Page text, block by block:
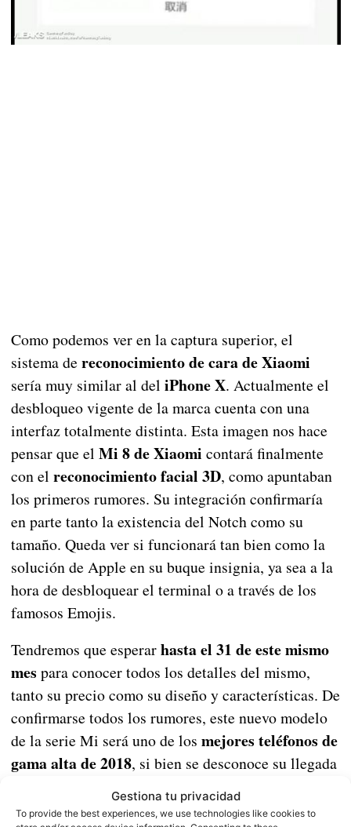
Gestiona tu privacidad
To provide the best experiences, we use technologies like cookies to
Como podemos ver en la captura superior, el
sistema de reconocimiento de cara de Xiaomi
sería muy similar al del iPhone X. Actualmente el
desbloqueo vigente de la marca cuenta con una
interfaz totalmente distinta. Esta imagen nos hace
pensar que el Mi 8 de Xiaomi contará finalmente
con el reconocimiento facial 3D, como apuntaban
los primeros rumores. Su integración confirmaría
en parte tanto la existencia del Notch como su
tamaño. Queda ver si funcionará tan bien como la
solución de Apple en su buque insignia, ya sea a la
hora de desbloquear el terminal o a través de los
famosos Emojis.
Tendremos que esperarhasta el 31 de este mismo
mes para conocer todos los detalles del mismo,
tanto su precio como su diseño y características. De
confirmarse todos los rumores, este nuevo modelo
de la serie Mi será uno de los mejores teléfonos de
gama alta de 2018, si bien se desconoce su llegada
al resto de países del globo, como Europa, España y
Latinoamérica.